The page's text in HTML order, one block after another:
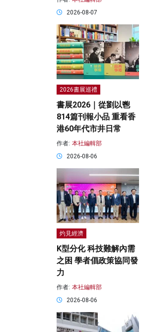
2026-08-07
2026書展巡禮
書展2026｜從劉以鬯
814篇刊報小品 重看香
港60年代市井日常
作者: 本社編輯部
2026-08-06
灼見經濟
K型分化 科技難解內需
之困 學者倡政策協同發
力
作者: 本社編輯部
2026-08-06